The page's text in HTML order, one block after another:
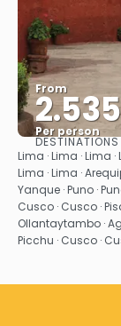
From
Per person
DESTINATIONS
Lima · Lima · Lima
Lima · Lima ·
Yanque · Puno ·
Cusco · Cusco ·
Ollantaytambo ·
Picchu · Cusco ·